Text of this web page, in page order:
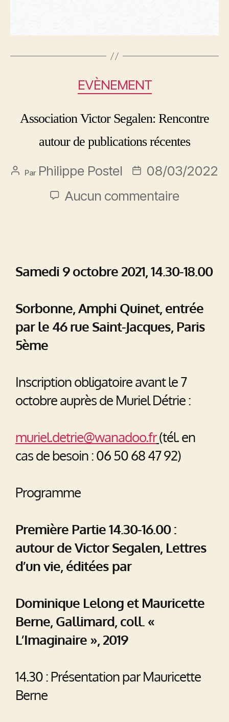
EVÈNEMENT
Association Victor Segalen: Rencontre
autour de publications récentes
Par Philippe Postel
08/03/2022
Aucun commentaire
Samedi 9 octobre 2021, 14.30-18.00
Sorbonne, Amphi Quinet, entrée
par le 46 rue Saint-Jacques, Paris
5ème
Inscription obligatoire avant le 7
octobre auprès de Muriel Détrie :
muriel.detrie@wanadoo.fr(tél. en
cas de besoin : 06 50 68 47 92)
Programme
Première Partie 14.30-16.00 :
autour de Victor Segalen, Lettres
d’un vie, éditées par
Dominique Lelong et Mauricette
Berne, Gallimard, coll. «
L’Imaginaire », 2019
14.30 : Présentation par Mauricette
Berne